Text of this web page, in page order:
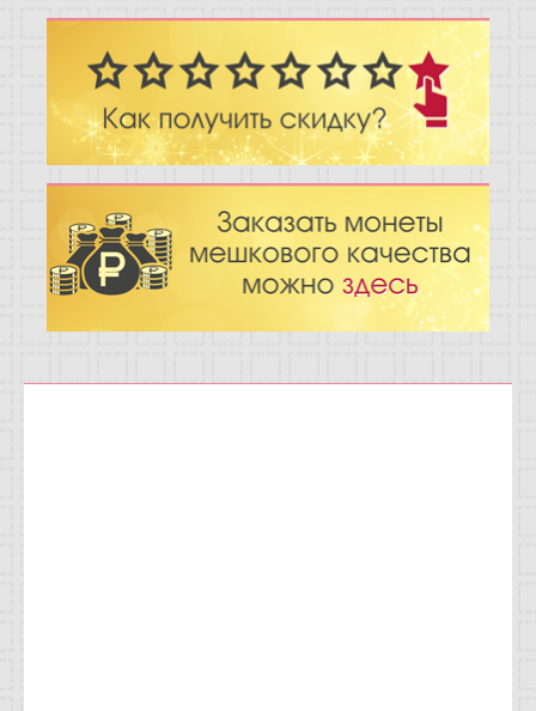
Отзывы
Новости
Статьи